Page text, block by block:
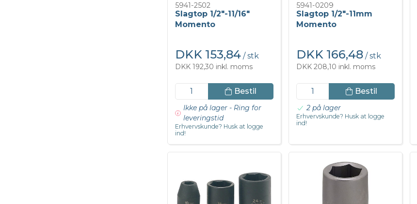
5941-2502
Slagtop 1/2"-11/16"
Momento
DKK 153,84 / stk
DKK 192,30 inkl. moms
Bestil
Ikke på lager - Ring for
leveringstid
Erhvervskunde? Husk at logge
ind!
5941-0209
Slagtop 1/2"-11mm
Momento
DKK 166,48 / stk
DKK 208,10 inkl. moms
Bestil
2 på lager
Erhvervskunde? Husk at logge
ind!